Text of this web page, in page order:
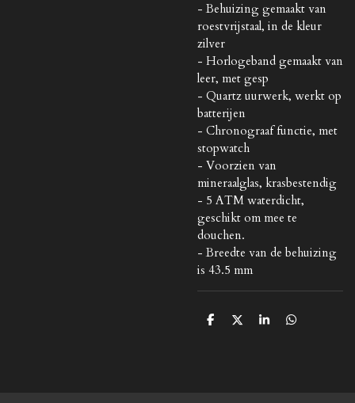
- Behuizing gemaakt van
roestvrijstaal, in de kleur
zilver
- Horlogeband gemaakt van
leer, met gesp
- Quartz uurwerk, werkt op
batterijen
- Chronograaf functie, met
stopwatch
- Voorzien van
mineraalglas, krasbestendig
- 5 ATM waterdicht,
geschikt om mee te
douchen.
- Breedte van de behuizing
is 43.5 mm
D
D
S
D